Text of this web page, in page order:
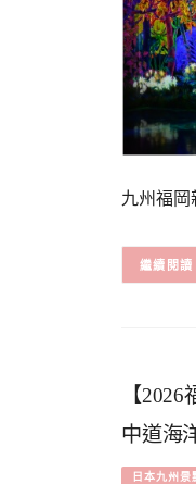
九州福岡
【
中道海
日本九州景